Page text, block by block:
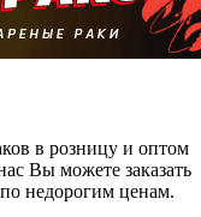
в розницу и оптом
Вы можете заказать
недорогим ценам.